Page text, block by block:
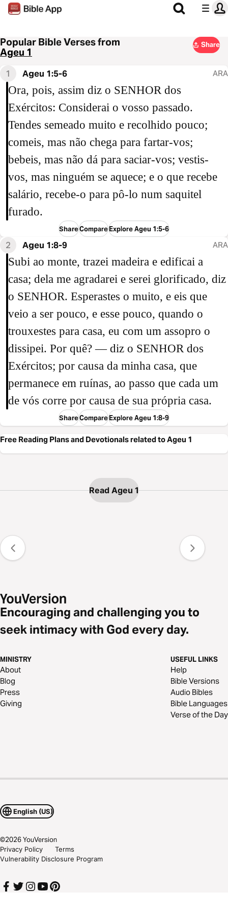
Popular Bible Verses from
Ageu 1
Share
1 Ageu 1:5-6 ARA
Ora, pois, assim diz o SENHOR dos
Exércitos: Considerai o vosso passado.
Tendes semeado muito e recolhido pouco;
comeis, mas não chega para fartar-vos;
bebeis, mas não dá para saciar-vos; vestis-
vos, mas ninguém se aquece; e o que recebe
salário, recebe-o para pô-lo num saquitel
furado.
ShareCompareExplore Ageu 1:5-6
2 Ageu 1:8-9 ARA
Subi ao monte, trazei madeira e edificai a
casa; dela me agradarei e serei glorificado, diz
o SENHOR. Esperastes o muito, e eis que
veio a ser pouco, e esse pouco, quando o
trouxestes para casa, eu com um assopro o
dissipei. Por quê? — diz o SENHOR dos
Exércitos; por causa da minha casa, que
permanece em ruínas, ao passo que cada um
de vós corre por causa de sua própria casa.
ShareCompareExplore Ageu 1:8-9
Free Reading Plans and Devotionals related to Ageu 1
Read Ageu 1
Encouraging and challenging you to
seek intimacy with God every day.
MINISTRY
About
Blog
Press
Giving
USEFUL LINKS
Help
Bible Versions
Audio Bibles
Bible Languages
Verse of the Day
English (US)
©2026YouVersion
Privacy Policy
Terms
Vulnerability Disclosure Program